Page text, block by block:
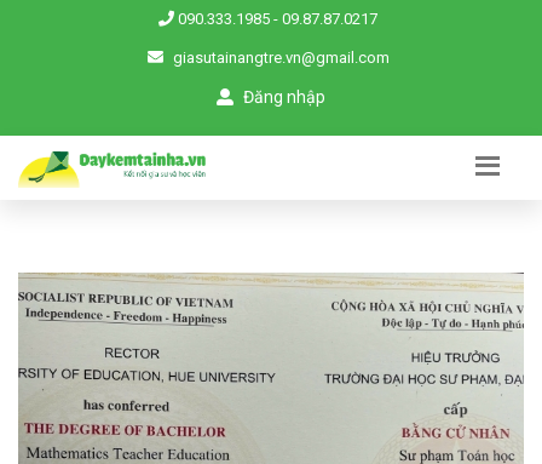
090.333.1985 - 09.87.87.0217
giasutainangtre.vn@gmail.com
Đăng nhập